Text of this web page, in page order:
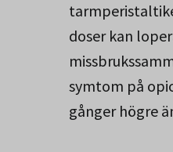
doser kan
symtom på
gånger högre